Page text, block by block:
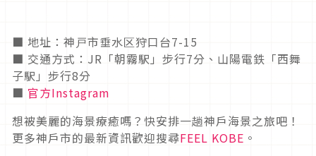
■ 地址：神戸市垂水区狩口台7-15
■ 交通方式：JR「朝霧駅」步行7分、山陽電鉄「西舞
子駅」步行8分
■ 官方Instagram
想被美麗的海景療癒嗎？快安排一趟神戶海景之旅吧！
更多神戶市的最新資訊歡迎搜尋FEEL KOBE 。